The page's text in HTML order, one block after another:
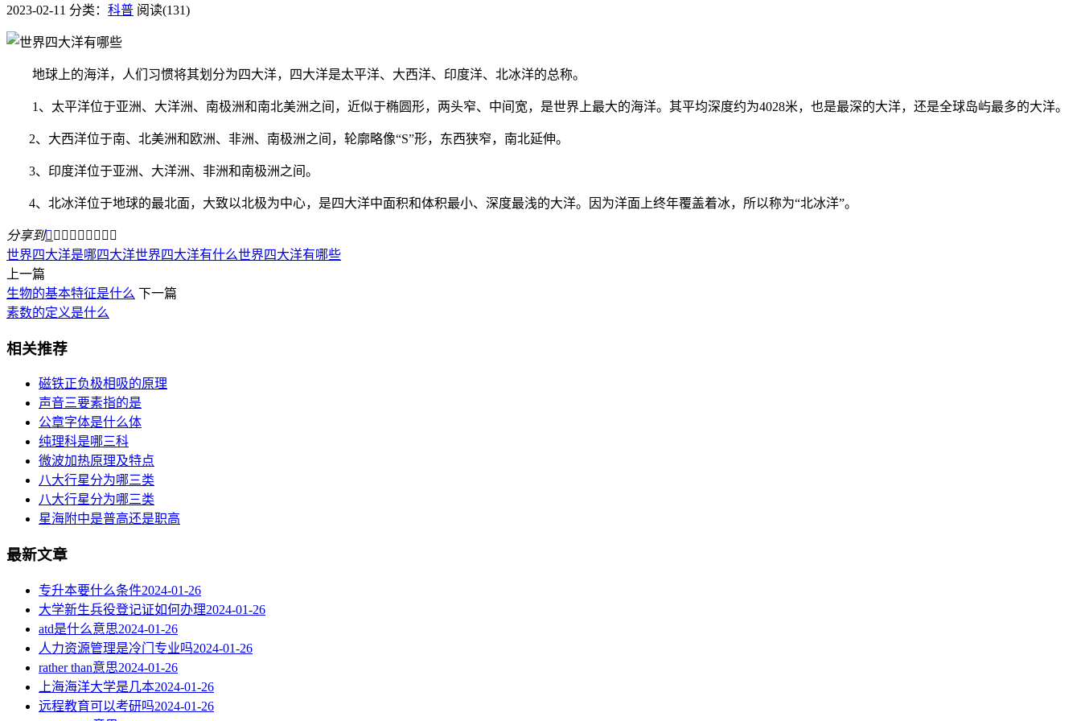
2023-02-11 分类： 科普 阅读(131)
地球上的海洋，人们习惯将其划分为四大洋，四大洋是太平洋、大西洋、印度洋、北冰洋的总称。
1、太平洋位于亚洲、大洋洲、南极洲和南北美洲之间，近似于椭圆形，两头窄、中间宽，是世界上最大的海洋。其平均深度约为4028米，也是最深的大洋，还是全球岛屿最多的大洋。
2、大西洋位于南、北美洲和欧洲、非洲、南极洲之间，轮廓略像“S”形，东西狭窄，南北延伸。
3、印度洋位于亚洲、大洋洲、非洲和南极洲之间。
4、北冰洋位于地球的最北面，大致以北极为中心，是四大洋中面积和体积最小、深度最浅的大洋。因为洋面上终年覆盖着冰，所以称为“北冰洋”。
分享到        
世界四大洋是哪四大洋世界四大洋有什么世界四大洋有哪些
上一篇
生物的基本特征是什么 下一篇
素数的定义是什么
相关推荐
磁铁正负极相吸的原理
声音三要素指的是
公章字体是什么体
纯理科是哪三科
微波加热原理及特点
八大行星分为哪三类
八大行星分为哪三类
星海附中是普高还是职高
最新文章
专升本要什么条件2024-01-26
大学新生兵役登记证如何办理2024-01-26
atd是什么意思2024-01-26
人力资源管理是冷门专业吗2024-01-26
rather than意思2024-01-26
上海海洋大学是几本2024-01-26
远程教育可以考研吗2024-01-26